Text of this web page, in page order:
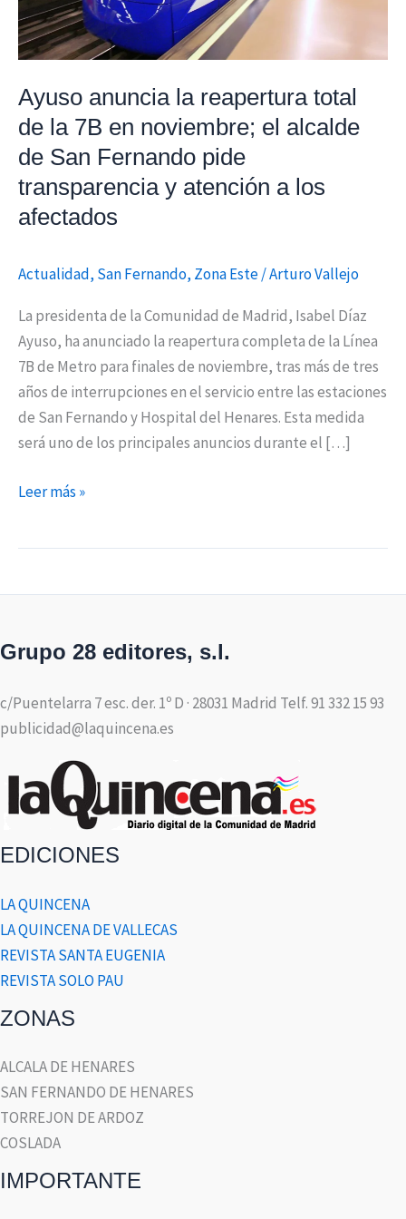
Ayuso anuncia la reapertura total
de la 7B en noviembre; el alcalde
de San Fernando pide
transparencia y atención a los
afectados
Actualidad, San Fernando, Zona Este/Arturo Vallejo
La presidenta de la Comunidad de Madrid, Isabel Díaz
Ayuso, ha anunciado la reapertura completa de la Línea
7B de Metro para finales de noviembre, tras más de tres
años de interrupciones en el servicio entre las estaciones
de San Fernando y Hospital del Henares. Esta medida
será uno de los principales anuncios durante el […]
la
7B
en
el
alcalde
de
San
Fernando
atención
a
los
afectados
Leer más »
Grupo 28 editores, s.l.
c/Puentelarra 7 esc. der. 1º D · 28031 Madrid Telf. 91 332 15 93
publicidad@laquincena.es
EDICIONES
LA QUINCENA
LA QUINCENA DE VALLECAS
REVISTA SANTA EUGENIA
REVISTA SOLO PAU
ZONAS
ALCALA DE HENARES
SAN FERNANDO DE HENARES
TORREJON DE ARDOZ
COSLADA
IMPORTANTE